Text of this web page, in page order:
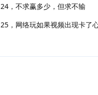
24，不求赢多少，但求不输
25，网络玩如果视频出现卡了